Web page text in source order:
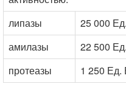
липазы
25 000
амилазы
22 500
протеазы
1 250 Ед.